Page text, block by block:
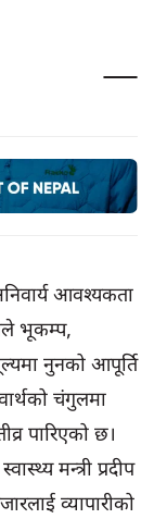
आवश्यकता
भूकम्प,
नुनको आपूर्ति
चंगुलमा
पारिएको छ।
मन्त्री प्रदीप
व्यापारीको